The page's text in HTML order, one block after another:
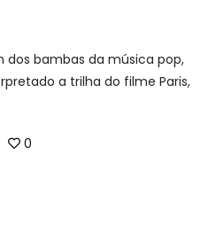
dos bambas da música pop,
a trilha do filme Paris,
0